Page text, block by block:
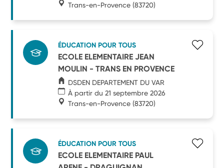
Trans-en-Provence (83720)
ÉDUCATION POUR TOUS
ECOLE ELEMENTAIRE JEAN
MOULIN - TRANS EN PROVENCE
DSDEN DEPARTEMENT DU VAR
À partir du 21 septembre 2026
Trans-en-Provence (83720)
ÉDUCATION POUR TOUS
ECOLE ELEMENTAIRE PAUL